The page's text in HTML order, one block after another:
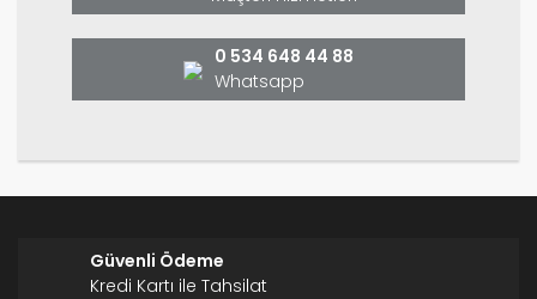
0 534 648 44 88
Whatsapp
Güvenli Ödeme
Kredi Kartı ile Tahsilat